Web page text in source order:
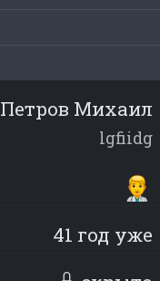
Петров Михаил
lgfiidg
41 год уже